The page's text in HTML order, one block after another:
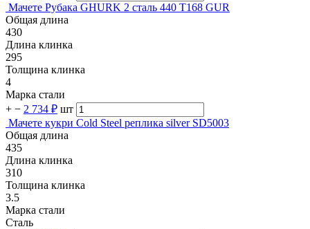
Мачете Рубака GHURK 2 сталь 440 T168 GUR
Общая длина
430
Длина клинка
295
Толщина клинка
4
Марка стали
+ − 2 734 ₽ шт
Мачете кукри Cold Steel реплика silver SD5003
Общая длина
435
Длина клинка
310
Толщина клинка
3.5
Марка стали
Сталь